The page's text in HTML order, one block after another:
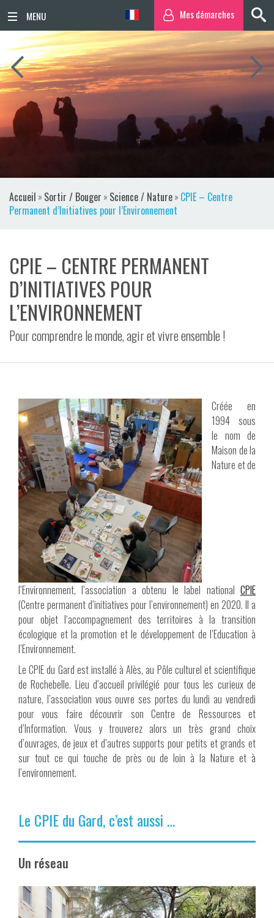
ACCUEIL
ACTUALITÉS
TERRITOIRE
SORTIR / BOUGER
ESPACE PRESSE
VIDÉOS
CONTACT
Mes démarches
Accueil » Sortir / Bouger » Science / Nature» CPIE – Centre
Permanent d’Initiatives pour l’Environnement
CPIE – CENTRE PERMANENT
D’INITIATIVES POUR
L’ENVIRONNEMENT
Pour comprendre le monde, agir et vivre ensemble !
Créée en
1994 sous
le nom de
Maison de la
Nature et de
l’Environnement, l’association a obtenu le label national CPIE
(Centre permanent d’initiatives pour l’environnement) en 2020. Il a
pour objet l‘accompagnement des territoires à la transition
écologique et la promotion et le développement de l’Education à
l’Environnement.
Le CPIE du Gard est installé à Alès, au Pôle culturel et scientifique
de Rochebelle. Lieu d’accueil privilégié pour tous les curieux de
nature, l’association vous ouvre ses portes du lundi au vendredi
pour vous faire découvrir son Centre de Ressources et
d’Information. Vous y trouverez alors un très grand choix
d’ouvrages, de jeux et d’autres supports pour petits et grands et
sur tout ce qui touche de près ou de loin à la Nature et à
l’environnement.
Le CPIE du Gard, c’est aussi …
Un réseau